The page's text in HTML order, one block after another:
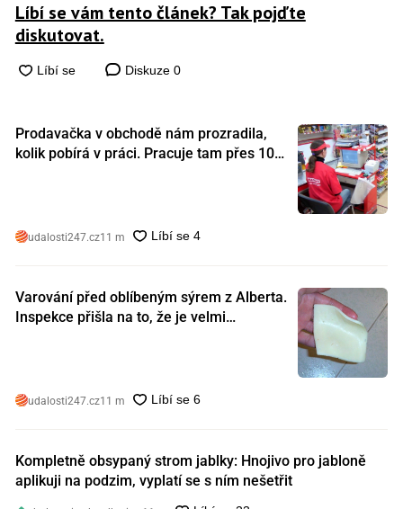
Líbí se vám tento článek? Tak pojďte
diskutovat.
Diskuze 0
Prodavačka v obchodě nám prozradila,
kolik pobírá v práci. Pracuje tam přes 10
udalosti247.cz11 m
Varování před oblíbeným sýrem z Alberta.
Inspekce přišla na to, že je velmi
udalosti247.cz11 m
Kompletně obsypaný strom jablky: Hnojivo pro jabloně
aplikuji na podzim, vyplatí se s ním nešetřit